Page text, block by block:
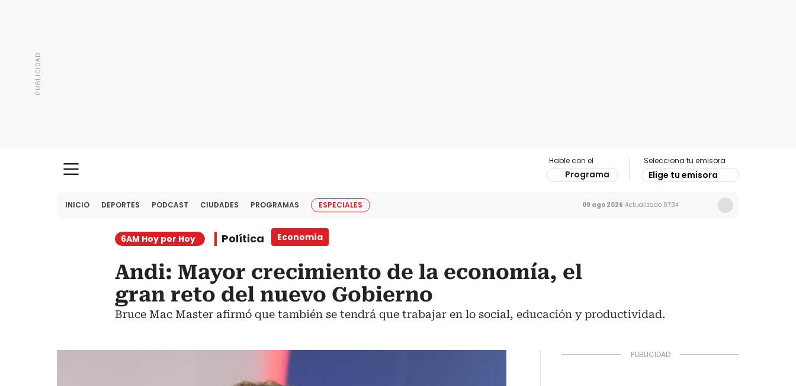
Hable con el
Programa
Selecciona tu emisora
Elige tu emisora
INICIO DEPORTES PODCAST CIUDADES PROGRAMAS ESPECIALES 09 ago 2026 Actualizado 07:34
6AM Hoy por Hoy Política Economía
Andi: Mayor crecimiento de la economía, el
gran reto del nuevo Gobierno
Bruce Mac Master afirmó que también se tendrá que trabajar en lo social, educación y productividad.